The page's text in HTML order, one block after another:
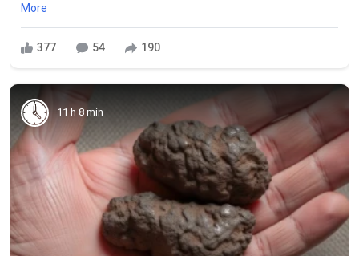
More
377 54 190
11 h 8 min